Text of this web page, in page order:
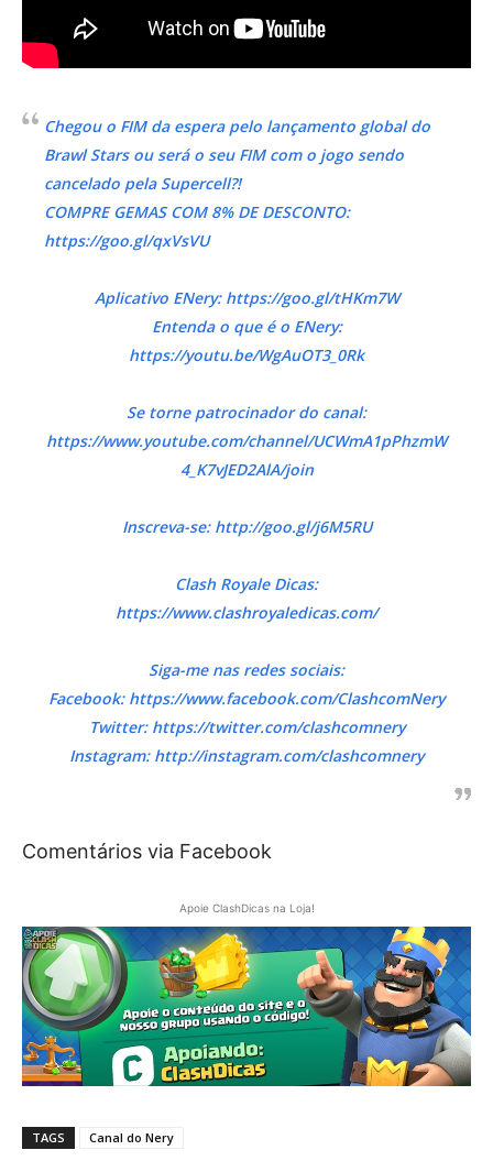
Chegou o FIM da espera pelo lançamento global do
Brawl Stars ou será o seu FIM com o jogo sendo
cancelado pela Supercell?!
COMPRE GEMAS COM 8% DE DESCONTO:
https://goo.gl/qxVsVU
Aplicativo ENery: https://goo.gl/tHKm7W
Entenda o que é o ENery:
https://youtu.be/WgAuOT3_0Rk
Se torne patrocinador do canal:
https://www.youtube.com/channel/UCWmA1pPhzmW
4_K7vJED2AlA/join
Inscreva-se: http://goo.gl/j6M5RU
Clash Royale Dicas:
https://www.clashroyaledicas.com/
Siga-me nas redes sociais:
Facebook: https://www.facebook.com/ClashcomNery
Twitter: https://twitter.com/clashcomnery
Instagram: http://instagram.com/clashcomnery
Comentários via Facebook
Apoie ClashDicas na Loja!
TAGS Canal do Nery